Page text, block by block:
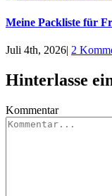
Meine Packliste für
Juli 4th, 2026| 2
Hinterlasse
Kommentar